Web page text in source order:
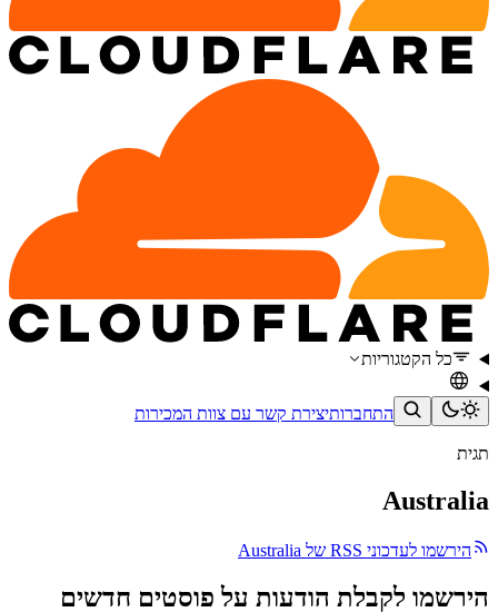
כל הקטגוריות
התחברותיצירת קשר עם צוות המכירות
תגית
Australia
הירשמו לעדכוני RSS של Australia
הירשמו לקבלת הודעות על פוסטים חדשים